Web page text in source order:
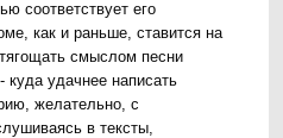
соответствует его
как и раньше, ставится на
смыслом песни
куда удачнее написать
желательно, с
в тексты,